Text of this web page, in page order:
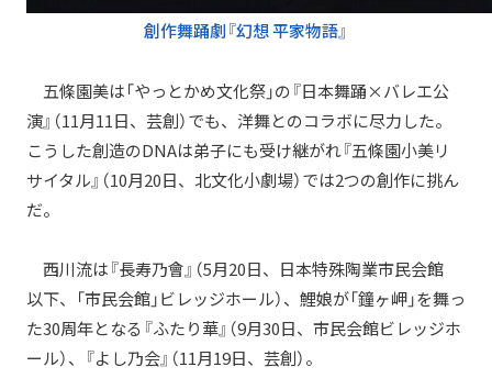
創作舞踊劇『幻想 平家物語』
五條園美は「やっとかめ文化祭」の『日本舞踊×バレエ公
演』（11月11日、芸創）でも、洋舞とのコラボに尽力した。
こうした創造のDNAは弟子にも受け継がれ『五條園小美リ
サイタル』（10月20日、北文化小劇場）では2つの創作に挑ん
だ。
西川流は『長寿乃會』（5月20日、日本特殊陶業市民会館
以下、「市民会館」ビレッジホール）、鯉娘が「鐘ヶ岬」を舞っ
た30周年となる『ふたり華』（9月30日、市民会館ビレッジホ
ール）、『よし乃会』（11月19日、芸創）。